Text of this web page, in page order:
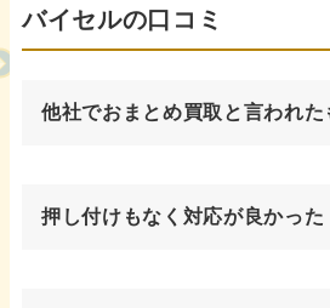
バイセルの口コミ
他社でおまとめ買取と言われた
押し付けもなく対応が良かった